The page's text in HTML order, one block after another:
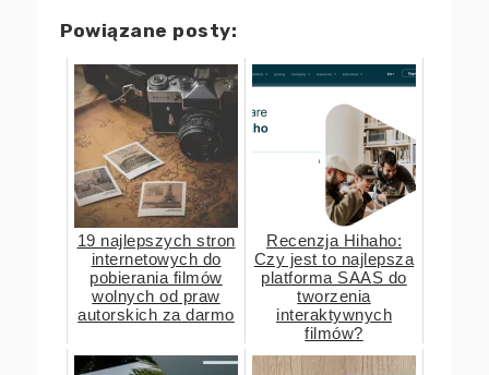
Powiązane posty:
19 najlepszych stron
internetowych do
pobierania filmów
wolnych od praw
autorskich za darmo
Recenzja Hihaho:
Czy jest to najlepsza
platforma SAAS do
tworzenia
interaktywnych
filmów?